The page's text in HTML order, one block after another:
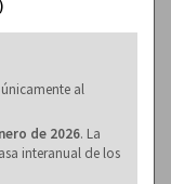
al
de 2026. La
interanual de los